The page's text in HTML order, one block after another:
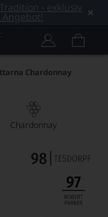
- exklusiv
Chardonnay
Chardonnay